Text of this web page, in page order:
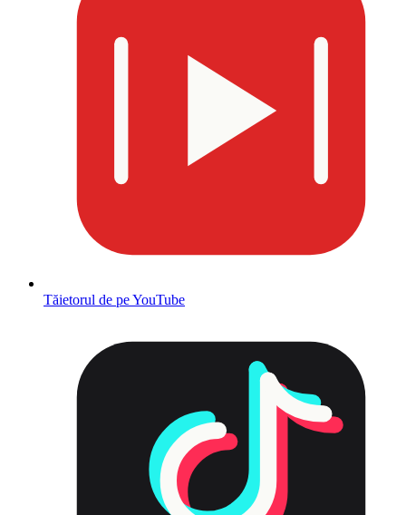
Tăietorul de pe YouTube